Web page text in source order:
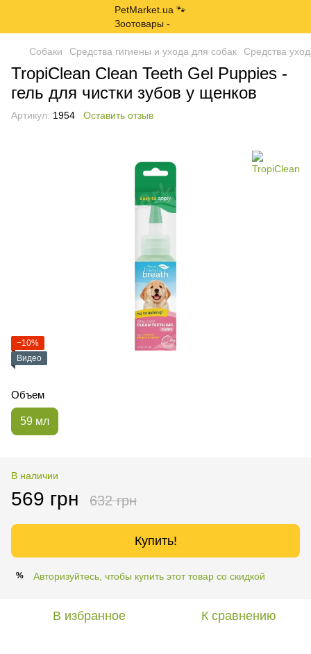
Собаки Средства гигиены и ухода для собак Средства
TropiClean Clean Teeth Gel Puppies -
гель для чистки зубов у щенков
Артикул: 1954 Оставить отзыв
−10%
Видео
Объем
59 мл
В наличии
569 грн 632 грн
Купить!
% Авторизуйтесь, чтобы купить этот товар со скидкой
В избранное К сравнению